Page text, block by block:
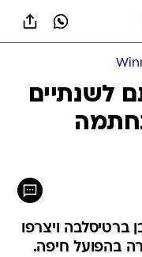
לשנתיים
ברטיסלבה ויצרפו
בהפועל חיפה.